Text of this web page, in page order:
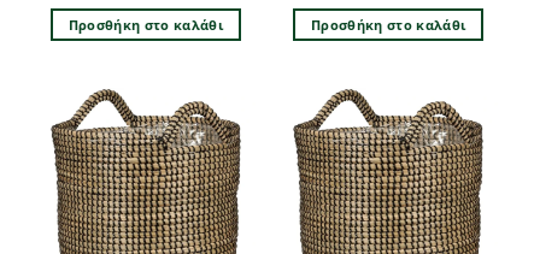
Προσθήκη στο καλάθι Προσθήκη στο καλάθι